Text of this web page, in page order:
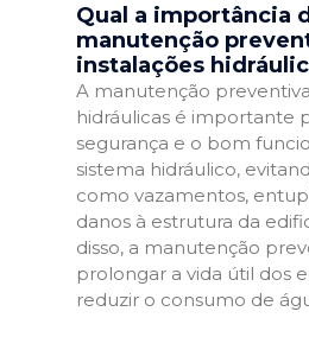
Qual a importância
manutenção
instalações
A manutenção
hidráulicas é importante
segurança e o bom
sistema hidráulico,
como vazamentos,
danos à estrutura da
disso, a manutenção
prolongar a vida útil dos
reduzir o consumo de